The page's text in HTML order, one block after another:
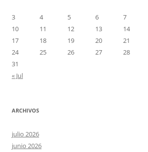
3
4 5 6 7
10
11 12 13 14
17
18 19 20 21
24
25 26 27 28
31
« Jul
ARCHIVOS
julio 2026
junio 2026